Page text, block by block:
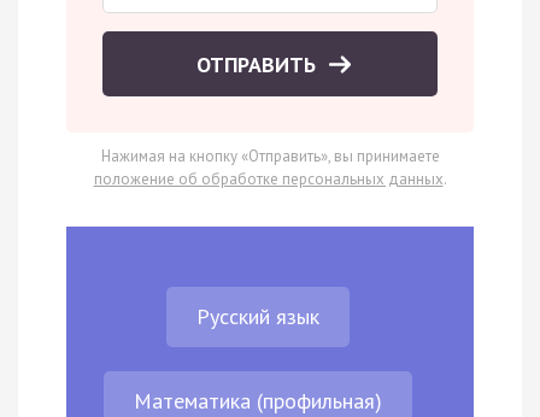
ОТПРАВИТЬ
Нажимая на кнопку «Отправить», вы принимаете
положение об обработке персональных данных.
Русский язык
Математика (профильная)